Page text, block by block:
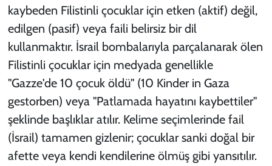
kaybeden Filistinli çocuklar için etken (aktif) değil,
edilgen (pasif) veya faili belirsiz bir dil
kullanmaktır. İsrail bombalarıyla parçalanarak ölen
Filistinli çocuklar için medyada genellikle
"Gazze'de 10 çocuk öldü" (10 Kinder in Gaza
gestorben) veya "Patlamada hayatını kaybettiler"
şeklinde başlıklar atılır. Kelime seçimlerinde fail
(İsrail) tamamen gizlenir; çocuklar sanki doğal bir
afette veya kendi kendilerine ölmüş gibi yansıtılır.